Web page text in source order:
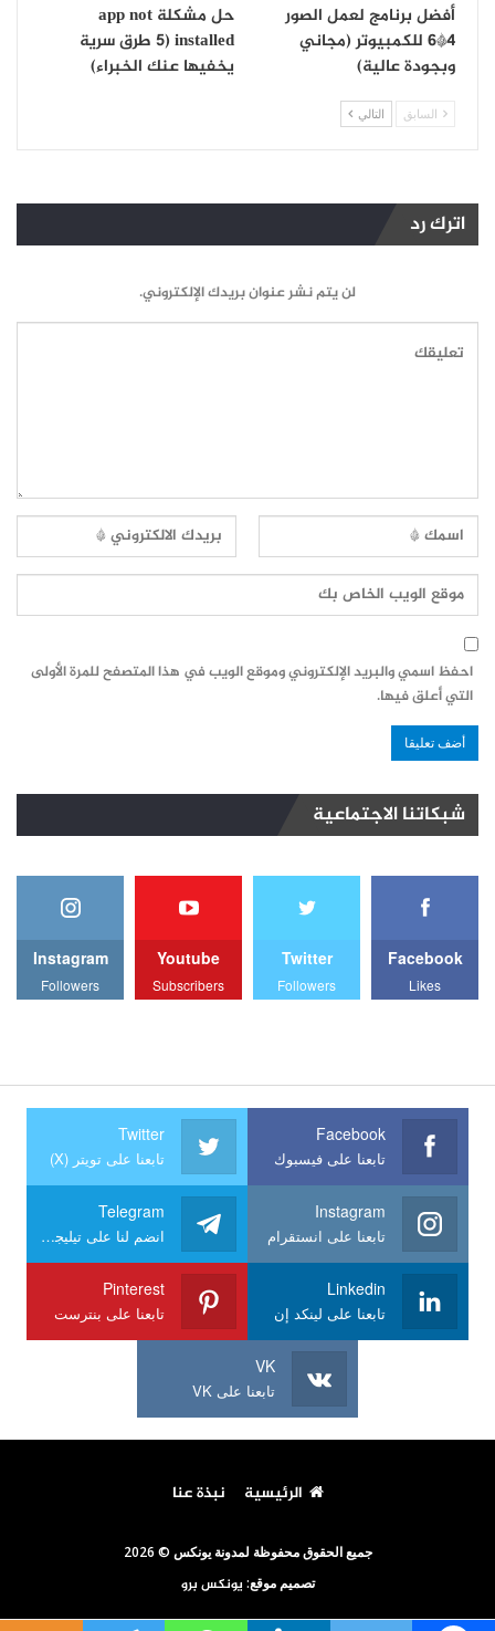
أفضل برنامج لعمل الصور
4*6 للكمبيوتر (مجاني
وبجودة عالية)
حل مشكلة app not
installed (5 طرق سرية
يخفيها عنك الخبراء)
السابق التالي
اترك رد
لن يتم نشر عنوان بريدك الإلكتروني.
احفظ اسمي والبريد الإلكتروني وموقع الويب في هذا المتصفح للمرة الأولى
التي أعلق فيها.
شبكاتنا الاجتماعية
Facebook
Likes
Twitter
Followers
Youtube
Subscribers
Instagram
Followers
Facebook
تابعنا على فيسبوك
Twitter
تابعنا على تويتر (X)
Instagram
تابعنا على انستقرام
Telegram
انضم لنا على تيليجرام
Linkedin
تابعنا على لينكد إن
Pinterest
تابعنا على بنترست
VK
تابعنا على VK
الرئيسية نبذة عنا
جميع الحقوق محفوظة لمدونة يونكس © 2026
تصميم موقع: يونكس برو